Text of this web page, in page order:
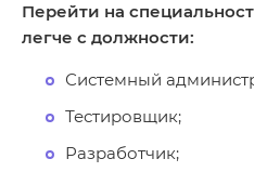
Перейти на
легче с должности:
Системный
Тестировщик;
Разработчик;